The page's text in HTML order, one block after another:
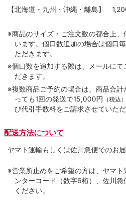
【北海道・九州・沖縄・離島】
※商品のサイズ・ご注文数の都合上
います。個口数追加の場合は個口
ただきます。
※個口数を追加する際は、メールに
だきます。
※複数商品ご予約の場合は、商品合
っても1回の発送で15,000円 （税込）
び代引手数料をご請求させていただ
配送方法について
ヤマト運輸もしくは佐川急便でのお届
※営業所止めをご希望の方は、ヤマ
ンターコード（数字6桁）、佐川
ください。